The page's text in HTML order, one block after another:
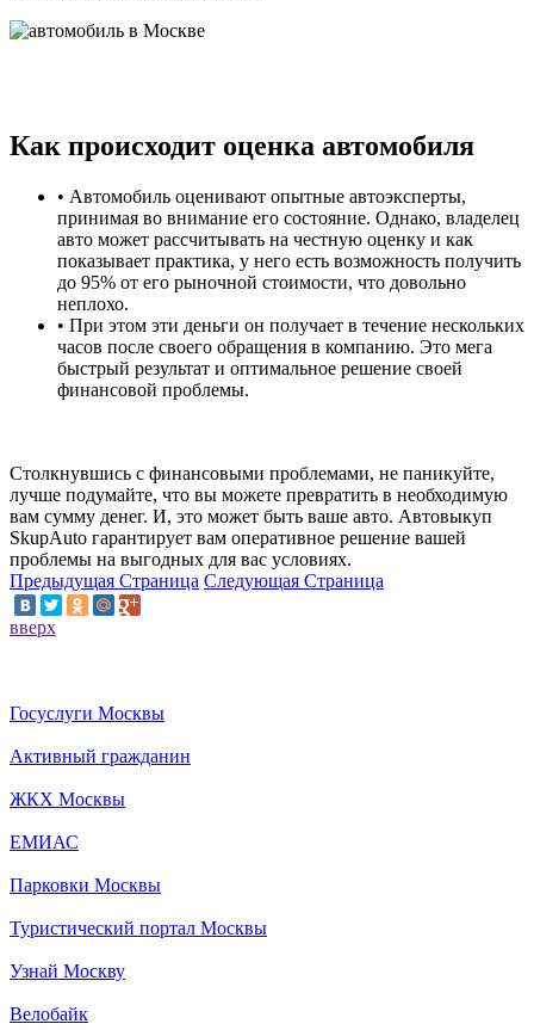
Как происходит оценка автомобиля
• Автомобиль оценивают опытные автоэксперты,
принимая во внимание его состояние. Однако, владелец
авто может рассчитывать на честную оценку и как
показывает практика, у него есть возможность получить
до 95% от его рыночной стоимости, что довольно
неплохо.
• При этом эти деньги он получает в течение нескольких
часов после своего обращения в компанию. Это мега
быстрый результат и оптимальное решение своей
финансовой проблемы.
Столкнувшись с финансовыми проблемами, не паникуйте,
лучше подумайте, что вы можете превратить в необходимую
вам сумму денег. И, это может быть ваше авто. Автовыкуп
SkupAuto гарантирует вам оперативное решение вашей
проблемы на выгодных для вас условиях.
Предыдущая Страница Следующая Страница
вверх
Госуслуги Москвы
Активный гражданин
ЖКХ Москвы
ЕМИАС
Парковки Москвы
Туристический портал Москвы
Узнай Москву
Велобайк